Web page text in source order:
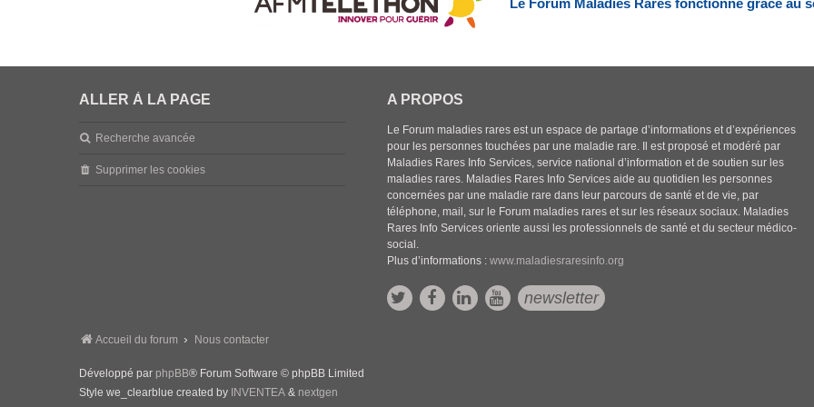
Le Forum Maladies Rares fonctionne grâce au
ALLER À LA PAGE
Recherche avancée
Supprimer les cookies
A PROPOS
Le Forum maladies rares est un espace de partage d’informations et d’expériences
pour les personnes touchées par une maladie rare. Il est proposé et modéré par
Maladies Rares Info Services, service national d’information et de soutien sur les
maladies rares. Maladies Rares Info Services aide au quotidien les personnes
concernées par une maladie rare dans leur parcours de santé et de vie, par
téléphone, mail, sur le Forum maladies rares et sur les réseaux sociaux. Maladies
Rares Info Services oriente aussi les professionnels de santé et du secteur médico-
social.
Plus d’informations :www.maladiesraresinfo.org
newsletter
Accueil du forum Nous contacter
Développé par phpBB® Forum Software © phpBB Limited
Style we_clearblue created by INVENTEA & nextgen